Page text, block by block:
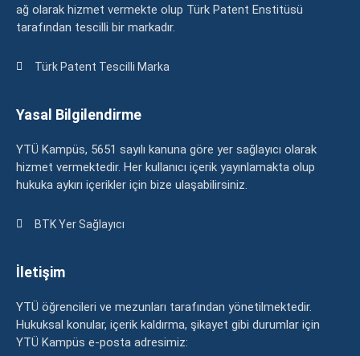
ağ olarak hizmet vermekte olup Türk Patent Enstitüsü
tarafından tescilli bir markadır.
Türk Patent Tescilli Marka
Yasal Bilgilendirme
YTÜ Kampüs, 5651 sayılı kanuna göre yer sağlayıcı olarak
hizmet vermektedir. Her kullanıcı içerik yayınlamakta olup
hukuka aykırı içerikler için bize ulaşabilirsiniz.
BTK Yer Sağlayıcı
İletişim
YTÜ öğrencileri ve mezunları tarafından yönetilmektedir.
Hukuksal konular, içerik kaldırma, şikayet gibi durumlar için
YTÜ Kampüs e-posta adresimiz: